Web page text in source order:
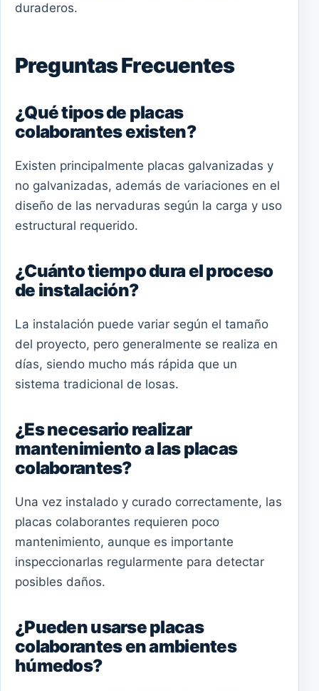
duraderos.
Preguntas Frecuentes
¿Qué tipos de placas
colaborantes existen?
Existen principalmente placas galvanizadas y
no galvanizadas, además de variaciones en el
diseño de las nervaduras según la carga y uso
estructural requerido.
¿Cuánto tiempo dura el proceso
de instalación?
La instalación puede variar según el tamaño
del proyecto, pero generalmente se realiza en
días, siendo mucho más rápida que un
sistema tradicional de losas.
¿Es necesario realizar
mantenimiento a las placas
colaborantes?
Una vez instalado y curado correctamente, las
placas colaborantes requieren poco
mantenimiento, aunque es importante
inspeccionarlas regularmente para detectar
posibles daños.
¿Pueden usarse placas
colaborantes en ambientes
húmedos?